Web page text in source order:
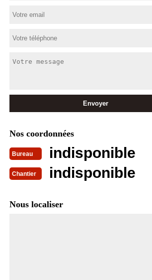
Nos coordonnées
Bureau indisponible
Chantier indisponible
Nous localiser